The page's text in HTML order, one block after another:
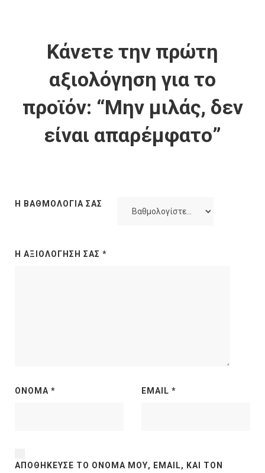
Κάνετε την πρώτη
αξιολόγηση για το
προϊόν: “Μην μιλάς, δεν
είναι απαρέμφατο”
Η ΒΑΘΜΟΛΟΓΊΑ ΣΑΣ
Η ΑΞΙΟΛΌΓΗΣΉ ΣΑΣ *
ΌΝΟΜΑ * EMAIL *
ΑΠΟΘΉΚΕΥΣΕ ΤΟ ΌΝΟΜΆ ΜΟΥ, EMAIL, ΚΑΙ ΤΟΝ